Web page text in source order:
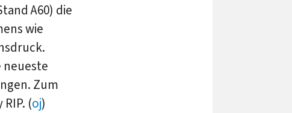
A60) die
wie
neueste
Zum
(oj)